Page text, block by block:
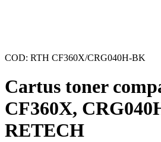
COD: RTH CF360X/CRG040H-BK
Cartus toner
CF360X,
RETECH